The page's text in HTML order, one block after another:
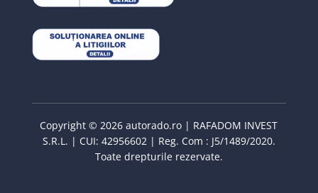
Copyright © 2026 autorado.ro | RAFADOM INVEST
S.R.L. | CUI: 42956602 | Reg. Com : J5/1489/2020.
Toate drepturile rezervate.